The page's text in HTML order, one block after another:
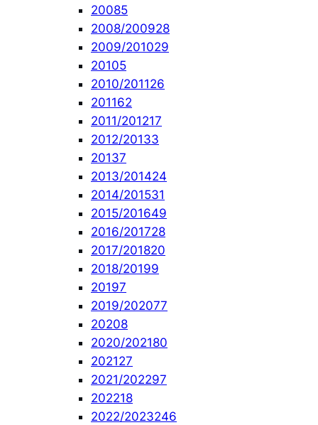
20085
2008/200928
2009/201029
20105
2010/201126
201162
2011/201217
2012/20133
20137
2013/201424
2014/201531
2015/201649
2016/201728
2017/201820
2018/20199
20197
2019/202077
20208
2020/202180
202127
2021/202297
202218
2022/2023246